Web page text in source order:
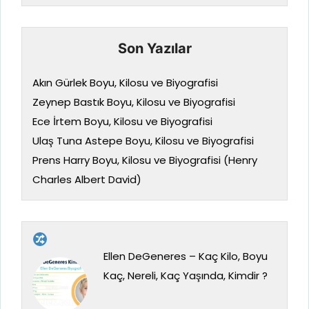
Son Yazılar
Akın Gürlek Boyu, Kilosu ve Biyografisi
Zeynep Bastık Boyu, Kilosu ve Biyografisi
Ece İrtem Boyu, Kilosu ve Biyografisi
Ulaş Tuna Astepe Boyu, Kilosu ve Biyografisi
Prens Harry Boyu, Kilosu ve Biyografisi (Henry
Charles Albert David)
Ellen DeGeneres – Kaç Kilo, Boyu
Kaç, Nereli, Kaç Yaşında, Kimdir ?